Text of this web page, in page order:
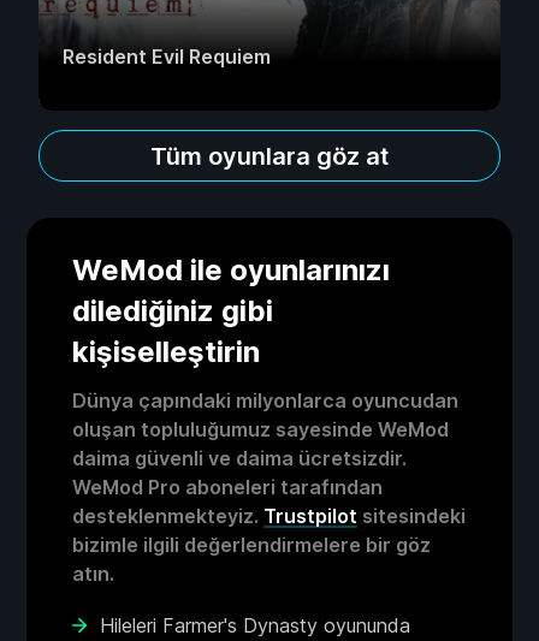
Resident Evil Requiem
Tüm oyunlara göz at
WeMod ile oyunlarınızı
dilediğiniz gibi
kişiselleştirin
Dünya çapındaki milyonlarca oyuncudan
oluşan topluluğumuz sayesinde WeMod
daima güvenli ve daima ücretsizdir.
WeMod Pro aboneleri tarafından
desteklenmekteyiz. Trustpilot sitesindeki
bizimle ilgili değerlendirmelere bir göz
atın.
Hileleri Farmer's Dynasty oyununda